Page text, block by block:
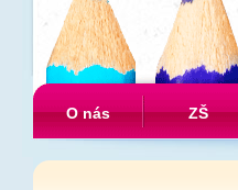
O nás ZŠ